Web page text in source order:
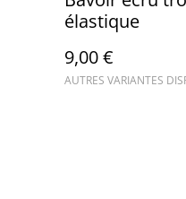
élastique
9,00 €
AUTRES VARIANTES